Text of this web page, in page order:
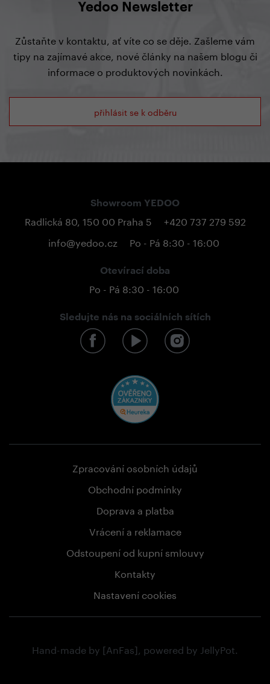
Yedoo Newsletter
Zůstaňte v kontaktu, ať víte co se děje. Zašleme vám
tipy na zajímavé akce, nové články na našem blogu či
informace o produktových novinkách.
přihlásit se k odběru
Showroom YEDOO
Radlická 80, 150 00 Praha 5
+420 737 279 592
info@yedoo.cz
Po - Pá 8:30 - 16:00
Otevírací doba
Po - Pá 8:30 - 16:00
Sledujte nás na sociálních sítích
Zpracování osobních údajů
Obchodní podmínky
Doprava a platba
Vrácení a reklamace
Odstoupení od kupní smlouvy
Kontakty
Nastavení cookies
Hand-made by [AnFas], powered by JellyPot.